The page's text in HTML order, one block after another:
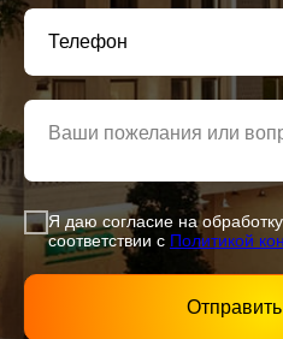
Ваши пожелания или
Я даю согласие на
соответствии с Политикой